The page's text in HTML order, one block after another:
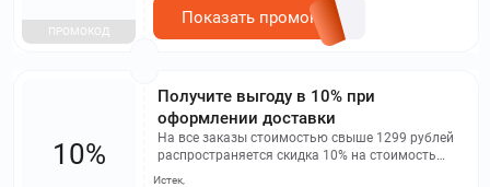
ПРОМОКОД
Показать промокод
Получите выгоду в 10% при
оформлении доставки
На все заказы стоимостью свыше 1299 рублей
распространяется скидка 10% на стоимость
доставки.
10%
Истек,